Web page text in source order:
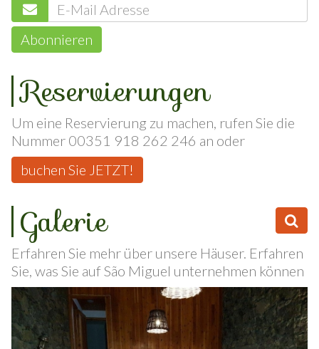
Reservierungen
Um eine Reservierung zu machen, rufen Sie die
Nummer 00351 918 262 246 an oder
Galerie
Erfahren Sie mehr über unsere Häuser. Erfahren
Sie, was Sie auf São Miguel unternehmen können